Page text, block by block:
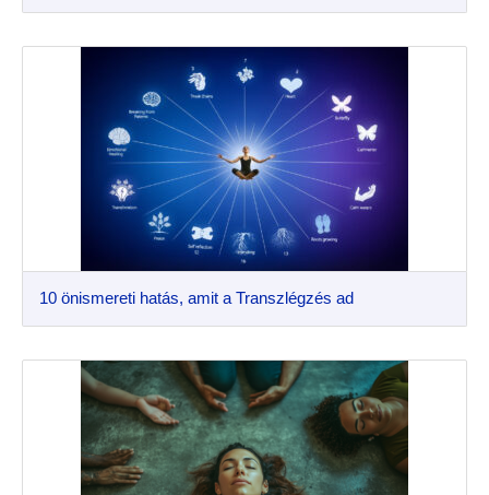
10 önismereti hatás, amit a Transzlégzés ad